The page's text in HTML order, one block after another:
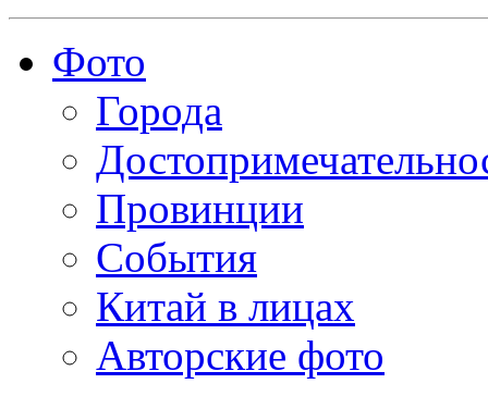
Фото
Города
Провинции
События
Китай в лицах
Авторские фото